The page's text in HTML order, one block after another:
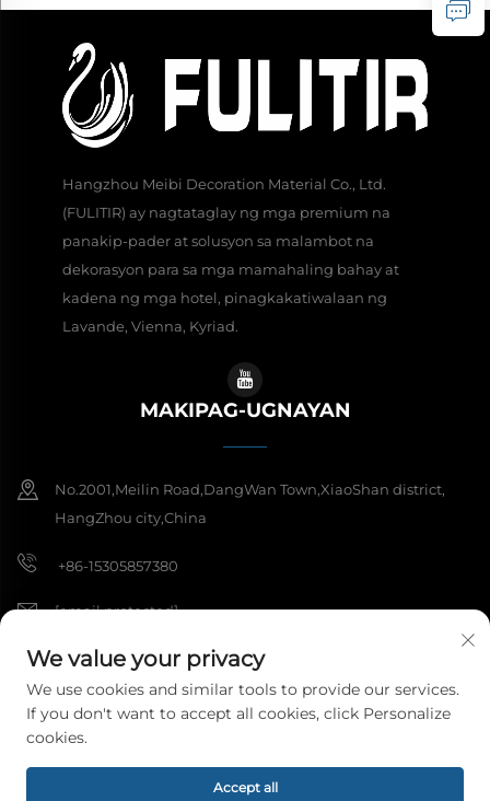
Living Room Accent Wall
Design, Modernong
Minimalist na Mga Kulay
na Nakabatay sa Kulay
Hangzhou Meibi Decoration Material Co., Ltd.
(FULITIR) ay nagtataglay ng mga premium na
panakip-pader at solusyon sa malambot na
dekorasyon para sa mga mamahaling bahay at
kadena ng mga hotel, pinagkakatiwalaan ng
Lavande, Vienna, Kyriad.
MAKIPAG-UGNAYAN
No.2001,Meilin Road,DangWan Town,XiaoShan district,
HangZhou city,China
+86-15305857380
[email protected]
Copyright © 2026 Hangzhou Meibi Decoration Materials Co., Ltd. Ang
lahat ng karapatan ay nakareserba. Patakaran sa Pagkakapribado
We value your privacy
We use cookies and similar tools to provide our services.
If you don't want to accept all cookies, click Personalize
cookies.
Accept all